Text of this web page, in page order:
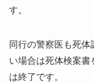
す。
同行の警察医も死
い場合は死体検案書
は終了です。